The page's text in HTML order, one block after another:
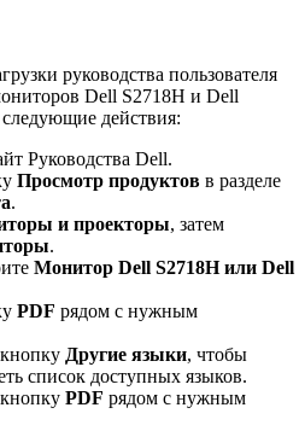
руководства пользователя
Dell S2718H и Dell
действия:
Руководства Dell.
Просмотр продуктов в разделе
.
и проекторы, затем
.
Монитор Dell S2718H или Dell
PDF рядом с нужным
Другие языки, чтобы
список доступных языков.
PDF рядом с нужным